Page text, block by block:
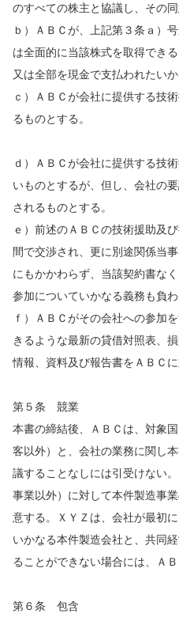
のすべての株主と協議し、その
ｂ）ＡＢＣが、上記第３条ａ）
は全面的に当該株式を取得でき
又は全部を現金で支払われたい
ｃ）ＡＢＣが会社に提供する技
るものとする。
ｄ）ＡＢＣが会社に提供する技
いものとするが、但し、会社の
されるものとする。
ｅ）前述のＡＢＣの技術援助及
間で交渉され、更に別途関係当
にもかかわらず、当該契約書な
参加についていかなる義務も負わ
ｆ）ＡＢＣがその会社への参加
きるような最新の貸借対照表、
情報、資料及び報告書をＡＢＣ
第５条 競業
本書の締結後、ＡＢＣは、対象
客以外）と、会社の業務に関し
議することなしには引受けない
事業以外）に対して本件製造事
意する。ＸＹＺは、会社が最初
いかなる本件製造会社と、共同
ることができない場合には、Ａ
第６条 包含